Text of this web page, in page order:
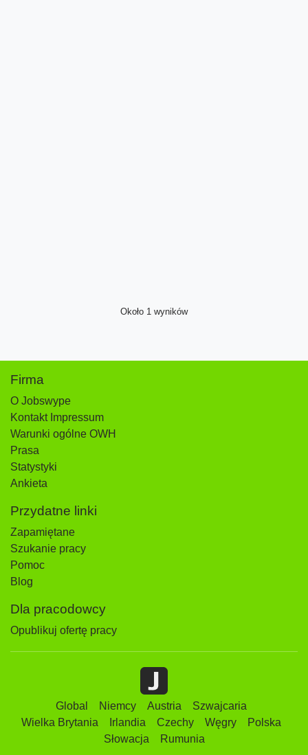
Około 1 wyników
Firma
O Jobswype
Kontakt Impressum
Warunki ogólne OWH
Prasa
Statystyki
Ankieta
Przydatne linki
Zapamiętane
Szukanie pracy
Pomoc
Blog
Dla pracodowcy
Opublikuj ofertę pracy
Global Niemcy Austria
Szwajcaria
Wielka Brytania
Irlandia Czechy Węgry
Polska
Słowacja
Rumunia